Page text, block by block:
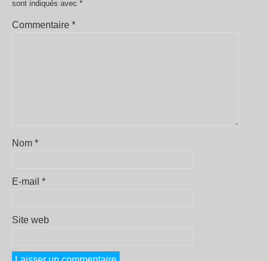
sont indiqués avec *
Commentaire *
Nom *
E-mail *
Site web